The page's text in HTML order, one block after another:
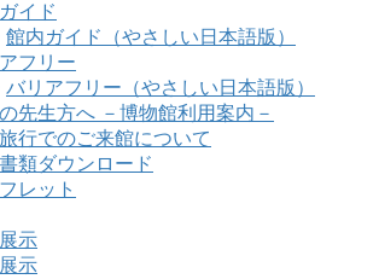
イド
館内ガイド（やさしい日本語版）
フリー
バリアフリー（やさしい日本語版）
先生方へ －博物館利用案内－
行でのご来館について
類ダウンロード
レット
示
示